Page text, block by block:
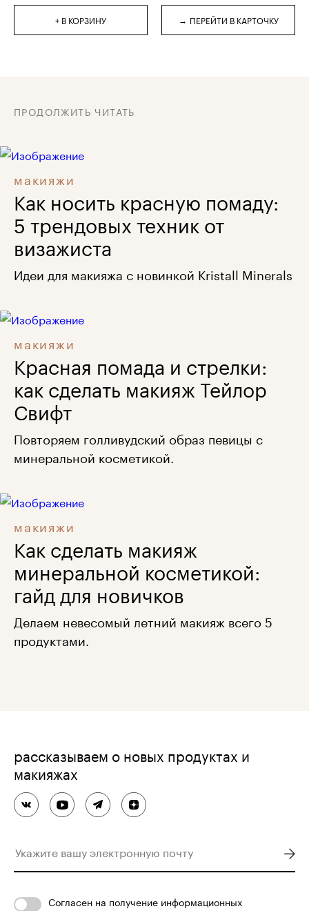
+ В КОРЗИНУ → ПЕРЕЙТИ В КАРТОЧКУ
ПРОДОЛЖИТЬ ЧИТАТЬ
макияжи
Как носить красную помаду:
5 трендовых техник от
визажиста
Идеи для макияжа с новинкой Kristall Minerals
макияжи
Красная помада и стрелки:
как сделать макияж Тейлор
Свифт
Повторяем голливудский образ певицы с
минеральной косметикой.
макияжи
Как сделать макияж
минеральной косметикой:
гайд для новичков
Делаем невесомый летний макияж всего 5
продуктами.
рассказываем о новых продуктах и
макияжах
Согласен на получение информационных